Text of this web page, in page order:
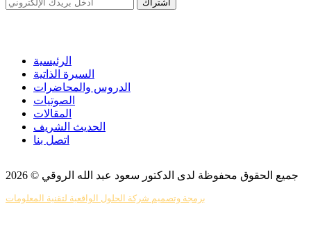
الرئيسية
السيرة الذاتية
الدروس والمحاضرات
الصوتيات
المقالات
الحديث الشريف
اتصل بنا
جميع الحقوق محفوظة لدى الدكتور سعود عبد الله الروقي © 2026
برمجة وتصميم شركة الحلول الواقعية لتقنية المعلومات